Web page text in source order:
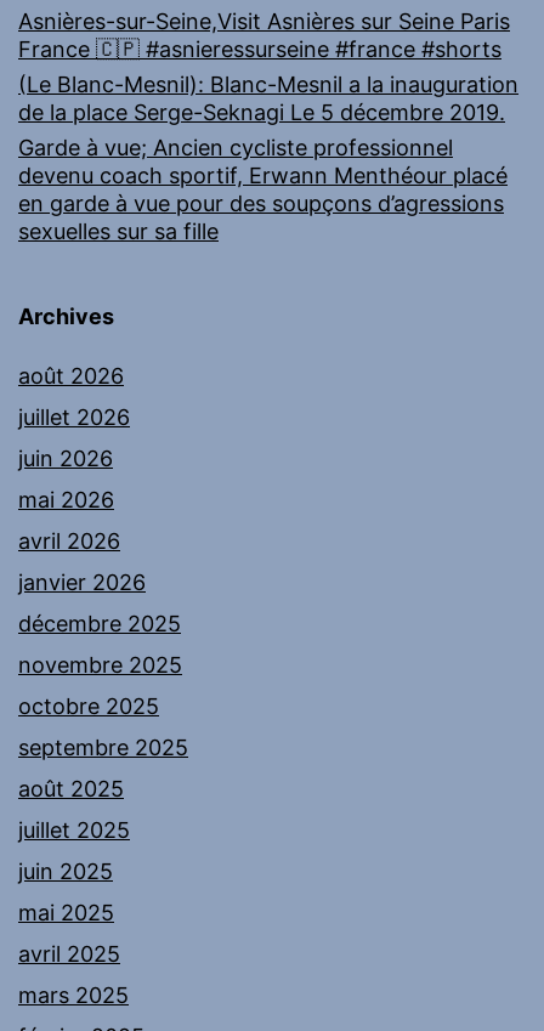
Asnières-sur-Seine,Visit Asnières sur Seine Paris
France 🇨🇵 #asnieressurseine #france #shorts
(Le Blanc-Mesnil): Blanc-Mesnil a la inauguration
de la place Serge-Seknagi Le 5 décembre 2019.
Garde à vue; Ancien cycliste professionnel
devenu coach sportif, Erwann Menthéour placé
en garde à vue pour des soupçons d’agressions
sexuelles sur sa fille
Archives
août 2026
juillet 2026
juin 2026
mai 2026
avril 2026
janvier 2026
décembre 2025
novembre 2025
octobre 2025
septembre 2025
août 2025
juillet 2025
juin 2025
mai 2025
avril 2025
mars 2025